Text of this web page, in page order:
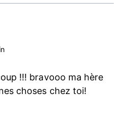
!!! bravooo ma hère
choses chez toi!